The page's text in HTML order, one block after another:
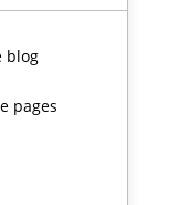
blog
pages